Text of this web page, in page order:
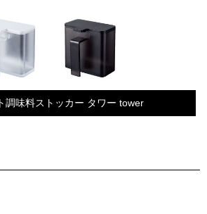
調味料ストッカー タワー tower